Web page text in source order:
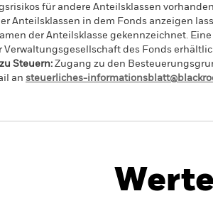
für andere Anteilsklassen
Anteilsklassen in dem Fonds anzeigen
der Anteilsklasse gekennzeichnet.
Verwaltungsgesellschaft des Fonds
Steuern: Zugang zu den
an steuerliches-